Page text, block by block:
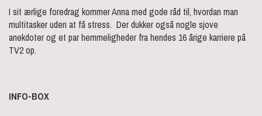
I sit ærlige foredrag kommer Anna med gode råd til, hvordan man
multitasker uden at få stress. Der dukker også nogle sjove
anekdoter og et par hemmeligheder fra hendes 16 årige karriere på
TV2 op.
INFO-BOX